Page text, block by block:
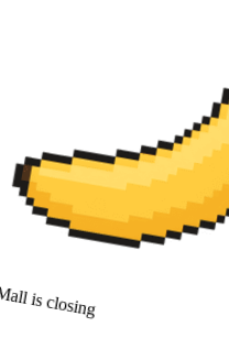
is closing